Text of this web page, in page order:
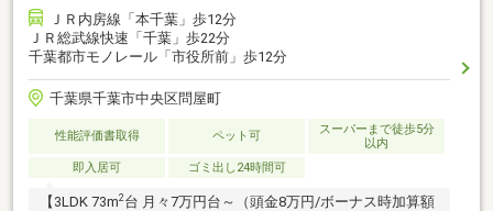
ＪＲ内房線「本千葉」歩12分
ＪＲ総武線快速「千葉」歩22分
千葉都市モノレール「市役所前」歩12分
千葉県千葉市中央区問屋町
性能評価書取得 ペット可
スーパーまで徒歩5分
以内
即入居可
ゴミ出し24時間可
【3LDK 73m2 台 月々7万円台～（頭金8万円/ボーナス時加算額